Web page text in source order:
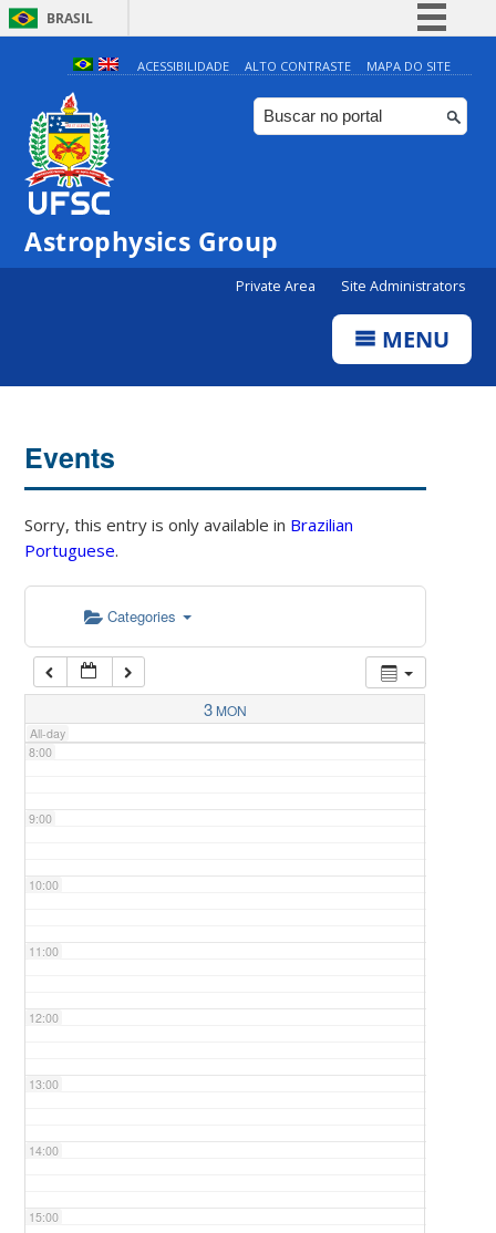
BRASIL
Simplifique!
Comunica BR
Participe
ACESSIBILIDADE ALTO CONTRASTE MAPA DO SITE
Astrophysics Group
Private Area Site Administrators
MENU
Events
Sorry, this entry is only available in Brazilian
Portuguese.
Categories
3 MON
All-day
4:00
5:00
7:00
8:00
9:00
10:00
11:00
12:00
13:00
14:00
15:00